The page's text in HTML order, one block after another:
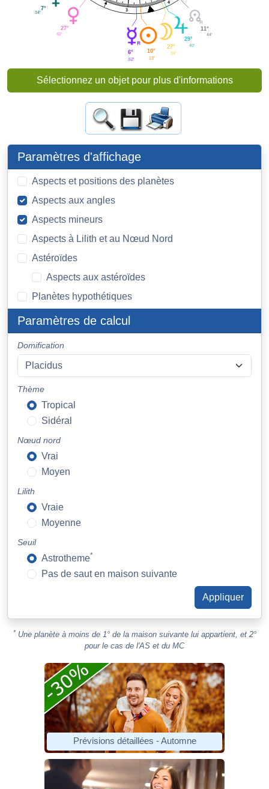
3
4
7°
34'
27°
42'
6°
52'
10°
13'
27°
39'
29°
40'
11°
44'
Sélectionnez un objet pour plus d'informations
Paramètres d'affichage
Aspects et positions des planètes
Aspects aux angles
Aspects mineurs
Aspects à Lilith et au Nœud Nord
Astéroïdes
Aspects aux astéroïdes
Planètes hypothétiques
Paramètres de calcul
Domification
Thème
Tropical
Sidéral
Nœud nord
Vrai
Moyen
Lilith
Vraie
Moyenne
Seuil
Astrotheme*
Pas de saut en maison suivante
*Une planète à moins de 1° de la maison suivante lui appartient, et 2°
pour le cas de l'AS et du MC
Prévisions détaillées - Automne